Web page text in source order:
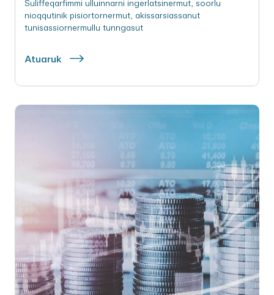
Suliffeqarfimmi ulluinnarni ingerlatsinermut, soorlu
nioqqutinik pisiortornermut, akissarsiassanut
tunisassiornermullu tunngasut
Atuaruk